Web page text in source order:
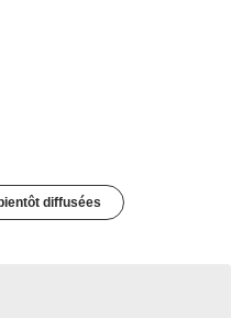
diffusées